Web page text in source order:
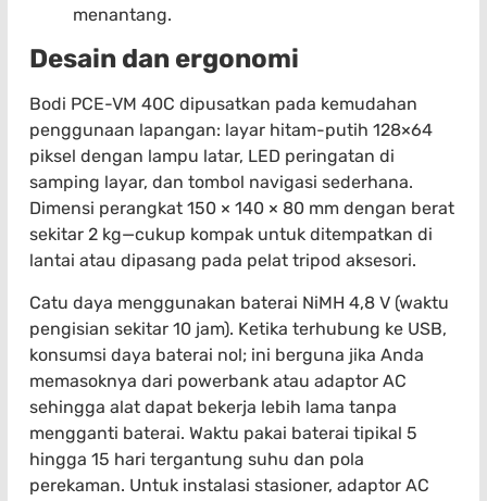
menantang.
Desain dan ergonomi
Bodi PCE-VM 40C dipusatkan pada kemudahan
penggunaan lapangan: layar hitam-putih 128×64
piksel dengan lampu latar, LED peringatan di
samping layar, dan tombol navigasi sederhana.
Dimensi perangkat 150 × 140 × 80 mm dengan berat
sekitar 2 kg—cukup kompak untuk ditempatkan di
lantai atau dipasang pada pelat tripod aksesori.
Catu daya menggunakan baterai NiMH 4,8 V (waktu
pengisian sekitar 10 jam). Ketika terhubung ke USB,
konsumsi daya baterai nol; ini berguna jika Anda
memasoknya dari powerbank atau adaptor AC
sehingga alat dapat bekerja lebih lama tanpa
mengganti baterai. Waktu pakai baterai tipikal 5
hingga 15 hari tergantung suhu dan pola
perekaman. Untuk instalasi stasioner, adaptor AC